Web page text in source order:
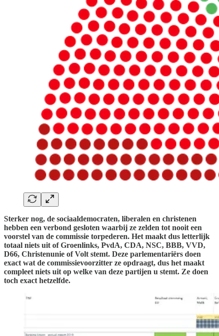
Sterker nog, de sociaaldemocraten, liberalen en christenen
hebben een verbond gesloten waarbij ze zelden tot nooit een
voorstel van de commissie torpederen. Het maakt dus letterlijk
totaal niets uit of Groenlinks, PvdA, CDA, NSC, BBB, VVD,
D66, Christenunie of Volt stemt. Deze parlementariërs doen
exact wat de commissievoorzitter ze opdraagt, dus het maakt
compleet niets uit op welke van deze partijen u stemt. Ze doen
toch exact hetzelfde.